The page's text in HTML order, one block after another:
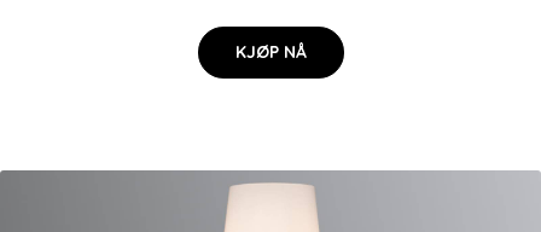
KJØP NÅ